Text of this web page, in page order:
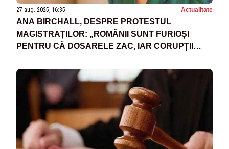
27 aug. 2025, 16:35 Actualitate
ANA BIRCHALL, DESPRE PROTESTUL
MAGISTRAȚILOR: „ROMÂNII SUNT FURIOȘI
PENTRU CĂ DOSARELE ZAC, IAR CORUPȚII